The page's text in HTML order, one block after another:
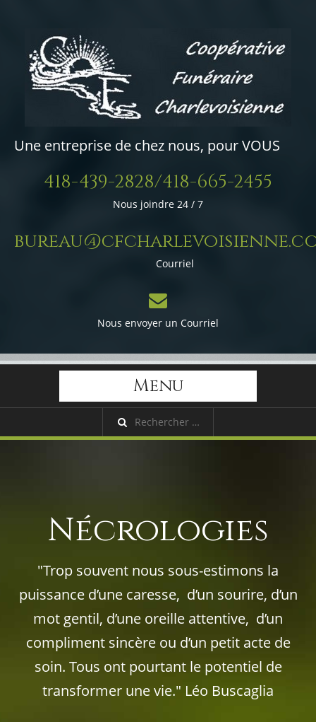
Une entreprise de chez nous, pour VOUS
418-439-2828/418-665-2455
Nous joindre 24 / 7
Courriel
Nous envoyer un Courriel
Menu
Nécrologies
"Trop souvent nous sous-estimons la
puissance d’une caresse, d’un sourire, d’un
mot gentil, d’une oreille attentive, d’un
compliment sincère ou d’un petit acte de
soin. Tous ont pourtant le potentiel de
transformer une vie." Léo Buscaglia